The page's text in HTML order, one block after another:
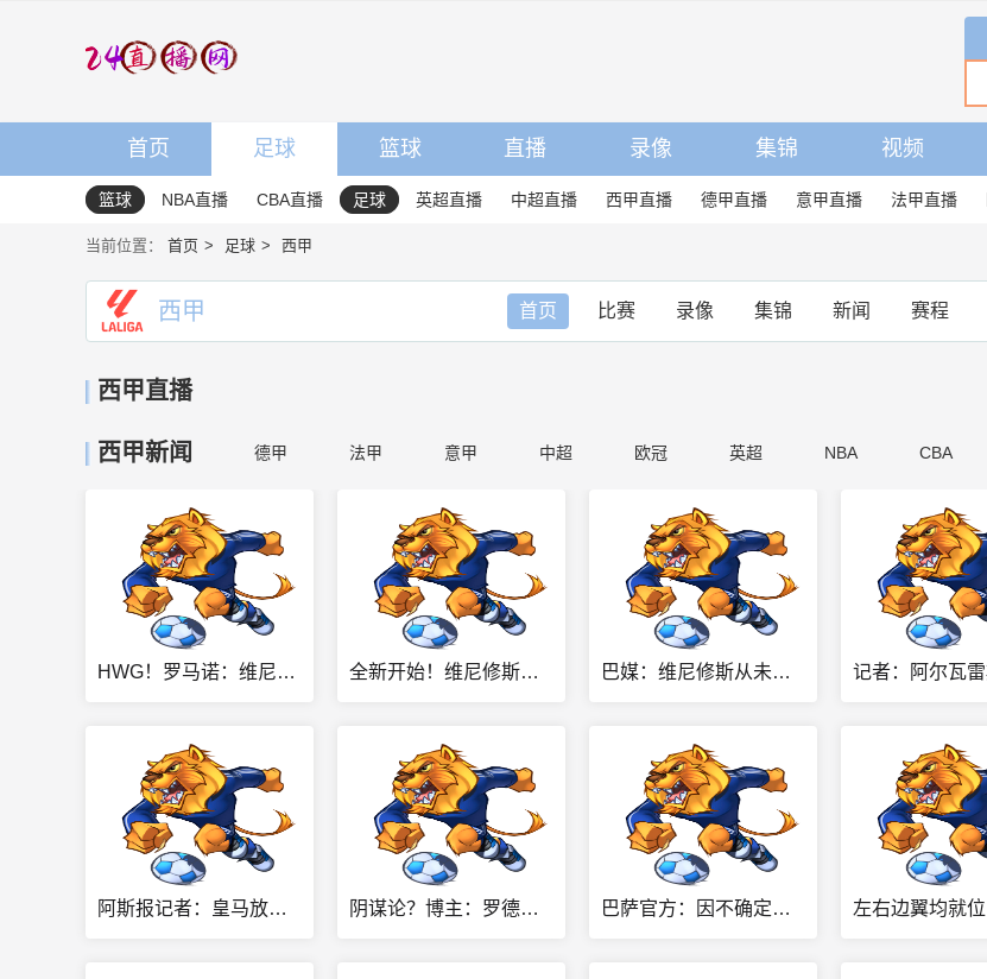
首页 足球 篮球 直播 录像 集锦 视频
篮球 NBA直播 CBA直播 足球 英超直播 中超直播 西甲直播 德甲直播 意甲直播 法甲直播
当前位置： 首页 足球 西甲
西甲 首页 比赛 录像 集锦 新闻 赛程
西甲直播
西甲新闻 德甲 法甲 意甲 中超 欧冠 英超 NBA CBA
HWG！罗马诺：维尼修斯即将与皇马续约，签下为期6年的全新合同 全新开始！维尼修斯社媒头像换新，续约谈判后曾一度清空全部内容 巴媒：维尼修斯从未提过肖像权变动要求，总年收入将远超2000万欧
阿斯报记者：皇马放弃引进罗德里，因为球员本人已经明确拒绝加盟 阴谋论？博主：罗德里利用皇马吸引巴萨，他从不认为自己适合皇马 巴萨官方：因不确定因素及客观环境，取消8月15日的友谊赛